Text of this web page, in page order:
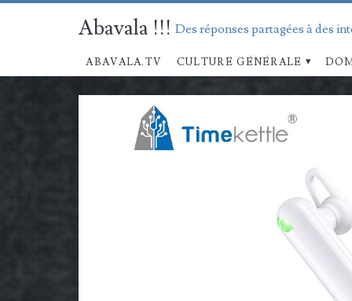
Abavala !!! Des réponses partagées à des
ABAVALA.TV CULTURE GÉNÉRALE
Mois :
<span>septembre